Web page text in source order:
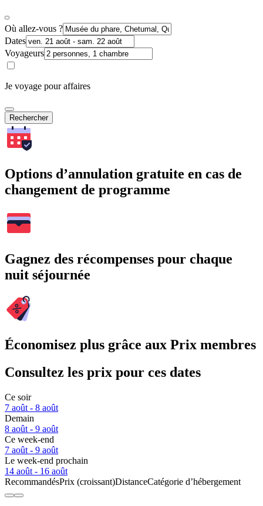
Où allez-vous ?
Dates
Voyageurs
Je voyage pour affaires
Rechercher
Options d’annulation gratuite en cas de
changement de programme
Gagnez des récompenses pour chaque
nuit séjournée
Économisez plus grâce aux Prix membres
Consultez les prix pour ces dates
Ce soir
7 août - 8 août
Demain
8 août - 9 août
Ce week-end
7 août - 9 août
Le week-end prochain
14 août - 16 août
RecommandésPrix (croissant)DistanceCatégorie d’hébergement